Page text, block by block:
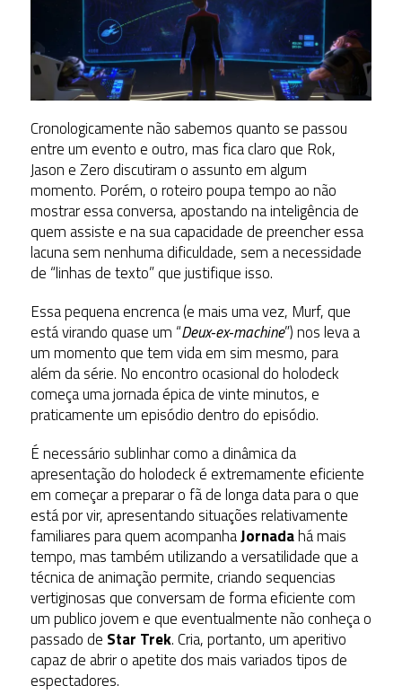
Cronologicamente não sabemos quanto se passou
entre um evento e outro, mas fica claro que Rok,
Jason e Zero discutiram o assunto em algum
momento. Porém, o roteiro poupa tempo ao não
mostrar essa conversa, apostando na inteligência de
quem assiste e na sua capacidade de preencher essa
lacuna sem nenhuma dificuldade, sem a necessidade
de “linhas de texto” que justifique isso.
Essa pequena encrenca (e mais uma vez, Murf, que
está virando quase um “Deux-ex-machine”) nos leva a
um momento que tem vida em sim mesmo, para
além da série. No encontro ocasional do holodeck
começa uma jornada épica de vinte minutos, e
praticamente um episódio dentro do episódio.
É necessário sublinhar como a dinâmica da
apresentação do holodeck é extremamente eficiente
em começar a preparar o fã de longa data para o que
está por vir, apresentando situações relativamente
familiares para quem acompanhaJornadahá mais
tempo, mas também utilizando a versatilidade que a
técnica de animação permite, criando sequencias
vertiginosas que conversam de forma eficiente com
um publico jovem e que eventualmente não conheça o
passado de Star Trek. Cria, portanto, um aperitivo
capaz de abrir o apetite dos mais variados tipos de
espectadores.